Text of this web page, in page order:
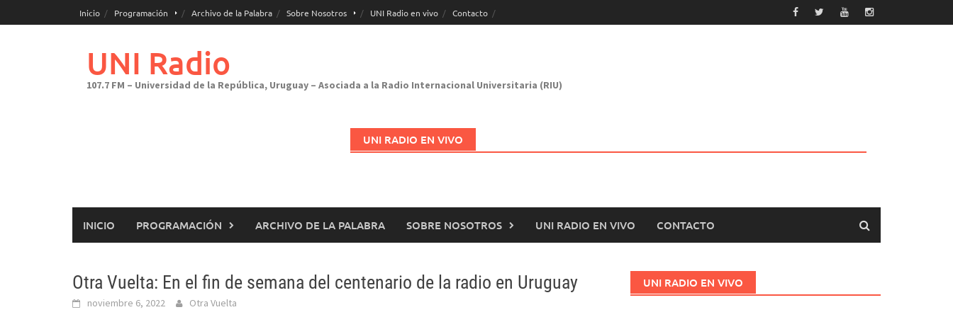
al
Inicio Programación Archivo de la Palabra Sobre Nosotros UNI Radio en vivo Contacto
UNI Radio
107.7 FM – Universidad de la República, Uruguay – Asociada a la Radio Internacional Universitaria (RIU)
UNI RADIO EN VIVO
INICIO PROGRAMACIÓN ARCHIVO DE LA PALABRA SOBRE NOSOTROS UNI RADIO EN VIVO CONTACTO
Otra Vuelta: En el fin de semana del centenario de la radio en Uruguay
noviembre 6, 2022 Otra Vuelta
UNI RADIO EN VIVO